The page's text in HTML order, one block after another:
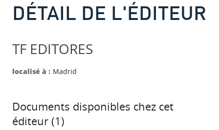
DÉTAIL DE L'ÉDITEUR
TF EDITORES
localisé à : Madrid
Documents disponibles chez cet
éditeur (1 )